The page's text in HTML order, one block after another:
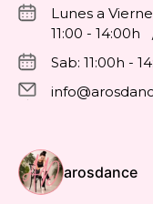
Lunes a
11:00 - 14:00h
Sab: 11:00h -
arosdance